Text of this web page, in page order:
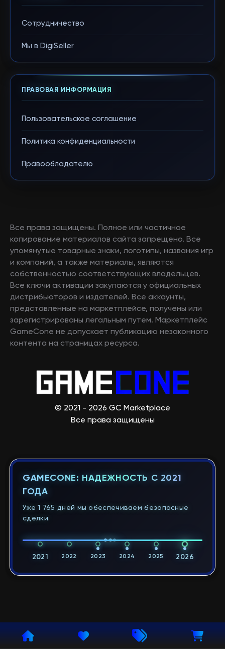
Сотрудничество
Мы в DigiSeller
ПРАВОВАЯ ИНФОРМАЦИЯ
Пользовательское соглашение
Политика конфиденциальности
Правообладателю
Все права защищены. Полное или частичное
копирование материалов сайта запрещено. Все
упомянутые товарные знаки, логотипы, названия игр
и компаний, а также материалы, являются
собственностью соответствующих владельцев.
Все ключи активации закупаются у официальных
дистрибьюторов и издателей. Все аккаунты,
представленные на маркетплейсе, получены или
зарегистрированы легальным путем. Маркетплейс
GameCone не допускает публикацию незаконного
контента на страницах ресурса.
© 2021 - 2026 GC Marketplace
Все права защищены
GAMECONE: НАДЕЖНОСТЬ С 2021
ГОДА
Уже 1 765 дней мы обеспечиваем безопасные
сделки.
2021 2022 2023 2024 2025 2026